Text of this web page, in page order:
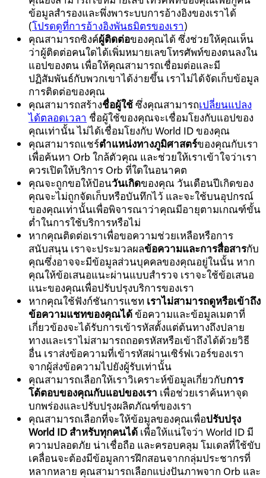
ข้อมูลสำรองและพึ่งพาระบบการอ้างอิงของเราได้
(โปรดดูที่การอ้างอิงพันธมิตรของเรา)
คุณสามารถซิงค์ผู้ติดต่อของคุณได้ซึ่งช่วยให้คุณเห็น
ว่าผู้ติดต่อคนใดได้เพิ่มหมายเลขโทรศัพท์ของตนลงใน
แอปของตน เพื่อให้คุณสามารถเชื่อมต่อและมี
ปฏิสัมพันธ์กับพวกเขาได้ง่ายขึ้น เราไม่ได้จัดเก็บข้อมูล
การติดต่อของคุณ
คุณสามารถสร้างชื่อผู้ใช้ซึ่งคุณสามารถเปลี่ยนแปลง
ได้ตลอดเวลา ชื่อผู้ใช้ของคุณจะเชื่อมโยงกับแอปของ
คุณเท่านั้น ไม่ได้เชื่อมโยงกับ World ID ของคุณ
คุณสามารถแชร์ตำแหน่งทางภูมิศาสตร์ของคุณกับเรา
เพื่อค้นหา Orb ใกล้ตัวคุณ และช่วยให้เราเข้าใจว่าเรา
ควรเปิดให้บริการ Orb ที่ใดในอนาคต
คุณจะถูกขอให้ป้อนวันเกิดของคุณ วันเดือนปีเกิดของ
คุณจะไม่ถูกจัดเก็บหรือบันทึกไว้ และจะใช้บนอุปกรณ์
ของคุณเท่านั้นเพื่อพิจารณาว่าคุณมีอายุตามเกณฑ์ขั้น
ต่ำในการใช้บริการหรือไม่
หากคุณติดต่อเราเพื่อขอความช่วยเหลือหรือการ
สนับสนุน เราจะประมวลผลข้อความและการสื่อสารกับ
คุณซึ่งอาจจะมีข้อมูลส่วนบุคคลของคุณอยู่ในนั้น หาก
คุณให้ข้อเสนอแนะผ่านแบบสำรวจ เราจะใช้ข้อเสนอ
แนะของคุณเพื่อปรับปรุงบริการของเรา
หากคุณใช้ฟังก์ชันการแชท เราไม่สามารถดูหรือเข้าถึง
ข้อความแชทของคุณได้ข้อความและข้อมูลเมตาที่
เกี่ยวข้องจะได้รับการเข้ารหัสตั้งแต่ต้นทางถึงปลาย
ทางและเราไม่สามารถถอดรหัสหรือเข้าถึงได้ด้วยวิธี
อื่น เราส่งข้อความที่เข้ารหัสผ่านเซิร์ฟเวอร์ของเรา
จากผู้ส่งข้อความไปยังผู้รับเท่านั้น
คุณสามารถเลือกให้เราวิเคราะห์ข้อมูลเกี่ยวกับการ
โต้ตอบของคุณกับแอปของเรา เพื่อช่วยเราค้นหาจุด
บกพร่องและปรับปรุงผลิตภัณฑ์ของเรา
คุณสามารถเลือกที่จะให้ข้อมูลของคุณเพื่อปรับปรุง
World ID สำหรับทุกคนได้ เพื่อให้แน่ใจว่า World ID มี
ความปลอดภัย น่าเชื่อถือ และครอบคลุม โมเดลที่ใช้ขับ
เคลื่อนจะต้องมีข้อมูลการฝึกสอนจากกลุ่มประชากรที่
หลากหลาย คุณสามารถเลือกแบ่งปันภาพจาก Orb และ